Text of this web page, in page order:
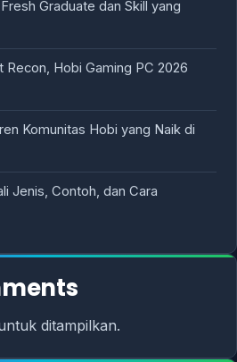
Graduate dan Skill yang
Hobi Gaming PC 2026
Komunitas Hobi yang Naik di
Jenis, Contoh, dan Cara
ditampilkan.